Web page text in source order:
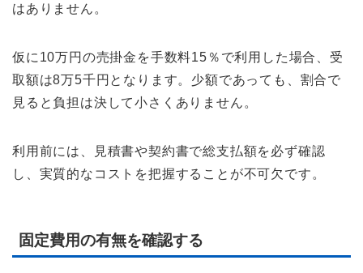
はありません。
仮に10万円の売掛金を手数料15％で利用した場合、受
取額は8万5千円となります。少額であっても、割合で
見ると負担は決して小さくありません。
利用前には、見積書や契約書で総支払額を必ず確認
し、実質的なコストを把握することが不可欠です。
固定費用の有無を確認する